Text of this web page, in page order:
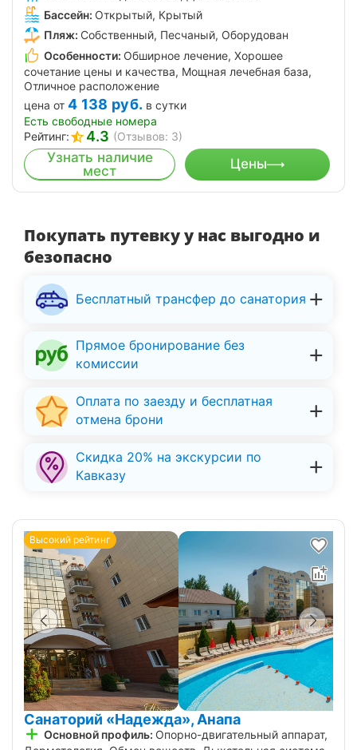
Бассейн: Открытый, Крытый
Пляж: Собственный, Песчаный, Оборудован
Особенности: Обширное лечение, Хорошее
сочетание цены и качества, Мощная лечебная база,
Отличное расположение
цена от 4 138 руб. в сутки
Есть свободные номера
Рейтинг:
4.3 (Отзывов: 3)
Узнать наличие
мест
Цены
Покупать путевку у нас выгодно и
безопасно
Бесплатный трансфер до санатория
Прямое бронирование без
комиссии
Оплата по заезду и бесплатная
отмена брони
Скидка 20% на экскурсии по
Кавказу
Высокий рейтинг
Санаторий «Надежда», Анапа
Основной профиль: Опорно-двигательный аппарат,